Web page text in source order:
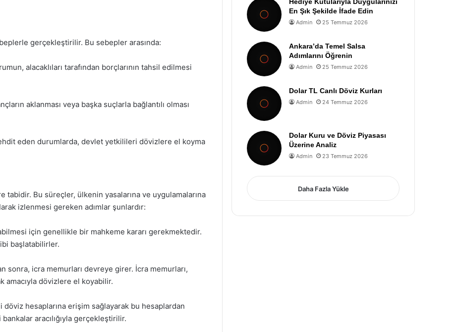
gerçekleştirilir. Bu sebepler arasında:
alacaklıları tarafından borçlarının tahsil edilmesi
aklanması veya başka suçlarla bağlantılı olması
eden durumlarda, devlet yetkilileri dövizlere el koyma
Bu süreçler, ülkenin yasalarına ve uygulamalarına
izlenmesi gereken adımlar şunlardır:
için genellikle bir mahkeme kararı gerekmektedir.
başlatabilirler.
sonra, icra memurları devreye girer. İcra memurları,
amacıyla dövizlere el koyabilir.
hesaplarına erişim sağlayarak bu hesaplardan
aracılığıyla gerçekleştirilir.
En Şık Şekilde İfade Edin
Admin 25 Temmuz 2026
Ankara’da Temel Salsa
Adımlarını Öğrenin
Admin 25 Temmuz 2026
Dolar TL Canlı Döviz Kurları
Admin 24 Temmuz 2026
Dolar Kuru ve Döviz Piyasası
Üzerine Analiz
Admin 23 Temmuz 2026
Daha Fazla Yükle